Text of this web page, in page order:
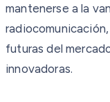
mantenerse a la
futuras del
innovadoras.